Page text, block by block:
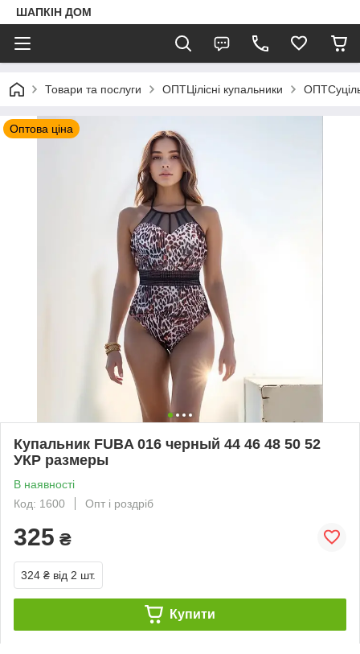
ШАПКIН ДОМ
Товари та послуги ОПТЦілісні купальники
Оптова ціна
Купальник FUBA 016 черный 44 46 48 50 52
УКР размеры
В наявності
Код: 1600
Опт і роздріб
325 ₴
324 ₴ від 2 шт.
Купити